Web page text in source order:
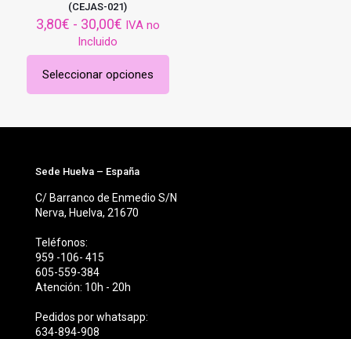
(CEJAS-021)
3,80€ - 30,00€Rango
precios:
desde
3,80€
hasta
IVA no
Incluido
Seleccionar opciones
Este
producto
múltiples
opciones
pueden
elegir
página
de
producto
Sede Huelva – España
C/ Barranco de Enmedio S/N
Nerva, Huelva, 21670
Teléfonos:
959 -106- 415
605-559-384
Atención: 10h - 20h
Pedidos por whatsapp:
634-894-908